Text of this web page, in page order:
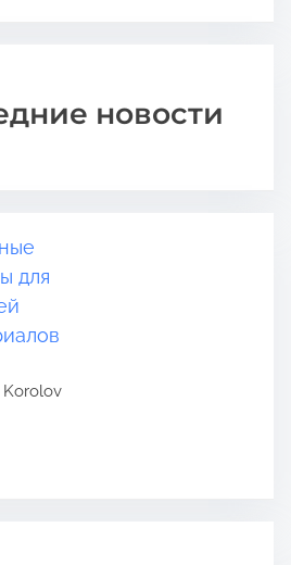
новости
для
Korolov